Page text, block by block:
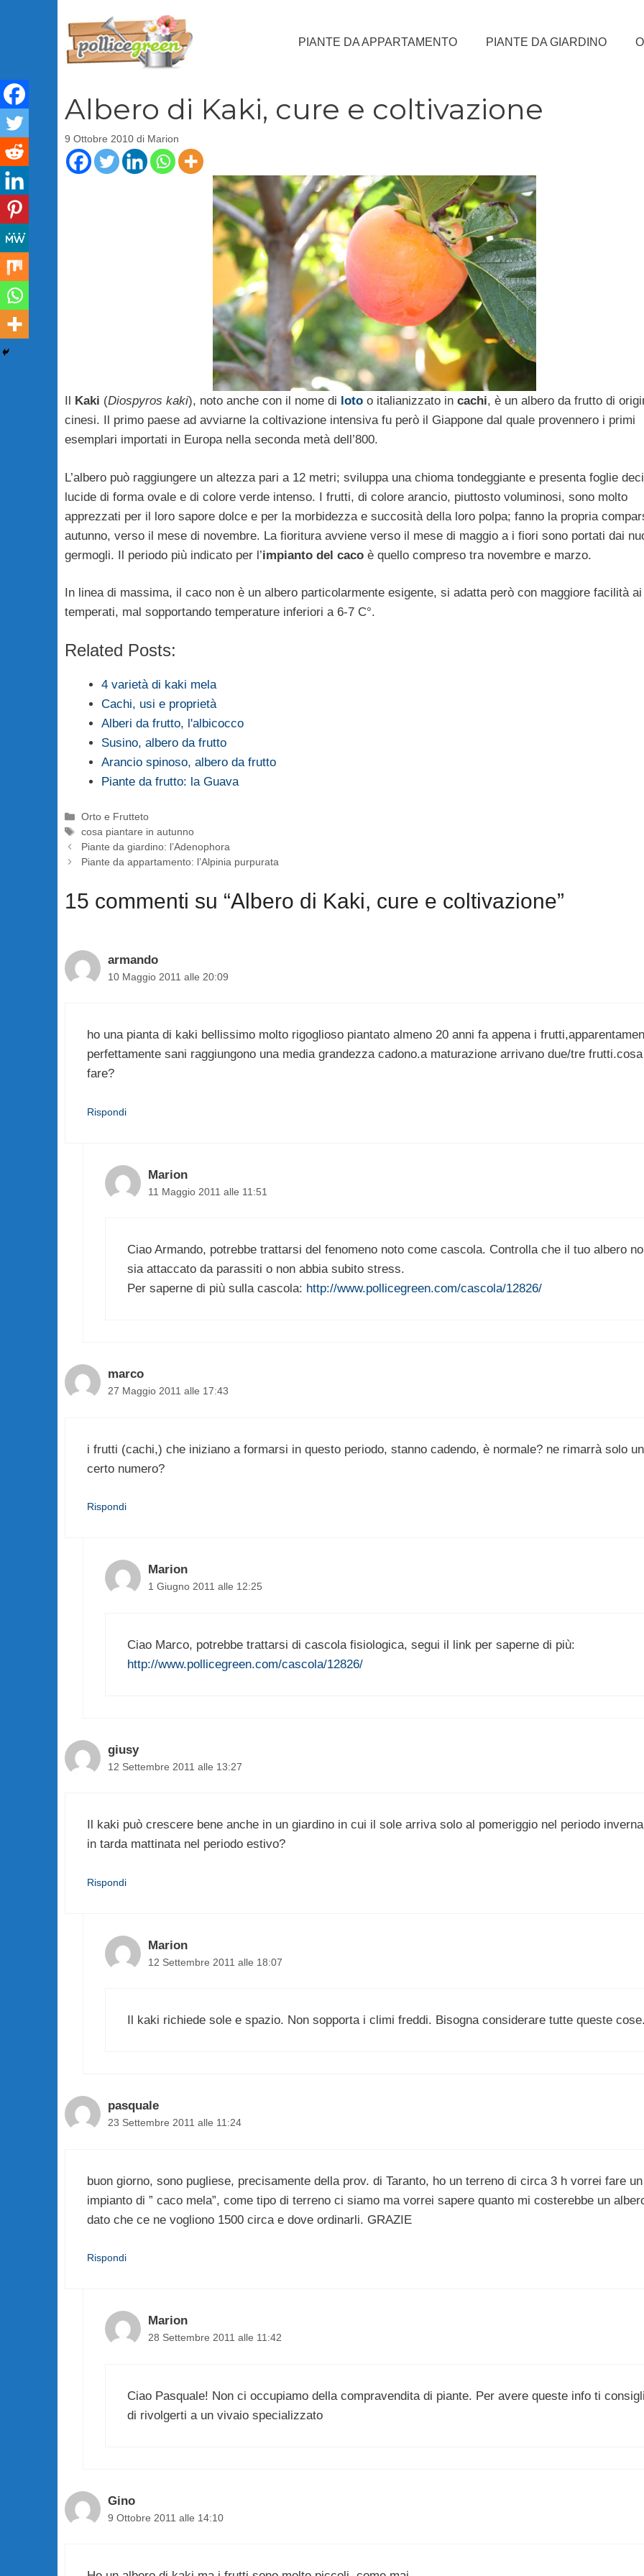
PIANTE DA APPARTAMENTO PIANTE DA GIARDINO
Albero di Kaki, cure e coltivazione
9 Ottobre 2010 di Marion
Kaki (Diospyros kaki), noto anche con il nome di lotoo italianizzato in cachi, è un albero da frutto di
cinesi. Il primo paese ad avviarne la coltivazione intensiva fu però il Giappone dal quale provennero i primi
esemplari importati in Europa nella seconda metà dell’800.
L’albero può raggiungere un altezza pari a 12 metri; sviluppa una chioma tondeggiante e presenta foglie
lucide di forma ovale e di colore verde intenso. I frutti, di colore arancio, piuttosto voluminosi, sono molto
apprezzati per il loro sapore dolce e per la morbidezza e succosità della loro polpa; fanno la propria
autunno, verso il mese di novembre. La fioritura avviene verso il mese di maggio a i fiori sono portati dai
germogli. Il periodo più indicato per l’impianto del cacoè quello compreso tra novembre e marzo.
In linea di massima, il caco non è un albero particolarmente esigente, si adatta però con maggiore facilità
temperati, mal sopportando temperature inferiori a 6-7 C°.
Related Posts:
4 varietà di kaki mela
Cachi, usi e proprietà
Alberi da frutto, l'albicocco
Susino, albero da frutto
Arancio spinoso, albero da frutto
Piante da frutto: la Guava
Categorie
Orto e Frutteto
Tag
cosa piantare in autunno
Piante da giardino: l’Adenophora
Piante da appartamento: l’Alpinia purpurata
15 commenti su “Albero di Kaki, cure e coltivazione”
armando
10 Maggio 2011 alle 20:09
ho una pianta di kaki bellissimo molto rigoglioso piantato almeno 20 anni fa appena i
perfettamente sani raggiungono una media grandezza cadono.a maturazione arrivano due/tre frutti.cosa
fare?
Rispondi
Marion
11 Maggio 2011 alle 11:51
Ciao Armando, potrebbe trattarsi del fenomeno noto come cascola. Controlla che il tuo albero
sia attaccato da parassiti o non abbia subito stress.
Per saperne di più sulla cascola: http://www.pollicegreen.com/cascola/12826/
marco
27 Maggio 2011 alle 17:43
i frutti (cachi,) che iniziano a formarsi in questo periodo, stanno cadendo, è normale? ne rimarrà solo un
certo numero?
Rispondi
Marion
1 Giugno 2011 alle 12:25
Ciao Marco, potrebbe trattarsi di cascola fisiologica, segui il link per saperne di più:
http://www.pollicegreen.com/cascola/12826/
giusy
12 Settembre 2011 alle 13:27
Il kaki può crescere bene anche in un giardino in cui il sole arriva solo al pomeriggio nel periodo
in tarda mattinata nel periodo estivo?
Rispondi
Marion
12 Settembre 2011 alle 18:07
Il kaki richiede sole e spazio. Non sopporta i climi freddi. Bisogna considerare tutte queste
pasquale
23 Settembre 2011 alle 11:24
buon giorno, sono pugliese, precisamente della prov. di Taranto, ho un terreno di circa 3 h vorrei fare un
impianto di ” caco mela”, come tipo di terreno ci siamo ma vorrei sapere quanto mi costerebbe un
dato che ce ne vogliono 1500 circa e dove ordinarli. GRAZIE
Rispondi
Marion
28 Settembre 2011 alle 11:42
Ciao Pasquale! Non ci occupiamo della compravendita di piante. Per avere queste info ti
di rivolgerti a un vivaio specializzato
Gino
9 Ottobre 2011 alle 14:10